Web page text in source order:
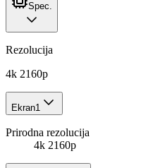
Spec.
Rezolucija
4k 2160p
Ekran1
Prirodna rezolucija
4k 2160p